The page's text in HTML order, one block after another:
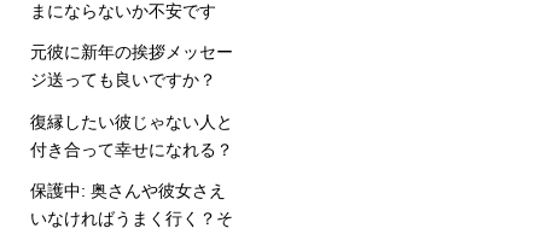
まにならないか不安です
元彼に新年の挨拶メッセー
ジ送っても良いですか？
復縁したい彼じゃない人と
付き合って幸せになれる？
保護中: 奥さんや彼女さえ
いなければうまく行く？そ